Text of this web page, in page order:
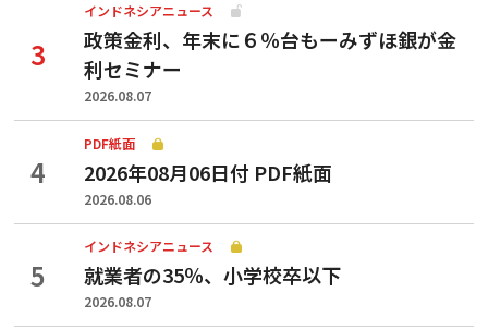
インドネシアニュース
政策金利、年末に６％台もーみずほ銀が金
利セミナー
2026.08.07
PDF紙面
2026年08月06日付 PDF紙面
2026.08.06
インドネシアニュース
就業者の35％、小学校卒以下
2026.08.07